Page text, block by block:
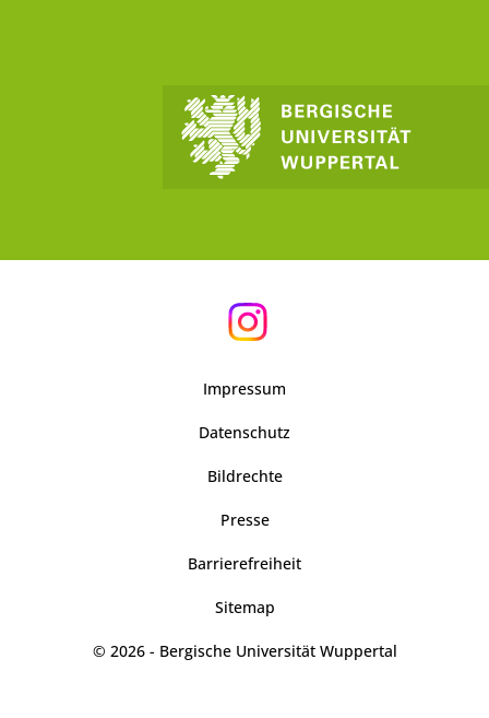
Impressum
Datenschutz
Bildrechte
Presse
Barrierefreiheit
Sitemap
© 2026 - Bergische Universität Wuppertal